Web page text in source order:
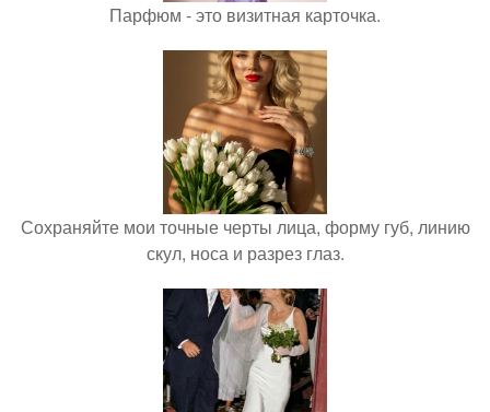
Парфюм - это визитная карточка.
Сохраняйте мои точные черты лица, форму губ, линию
скул, носа и разрез глаз.